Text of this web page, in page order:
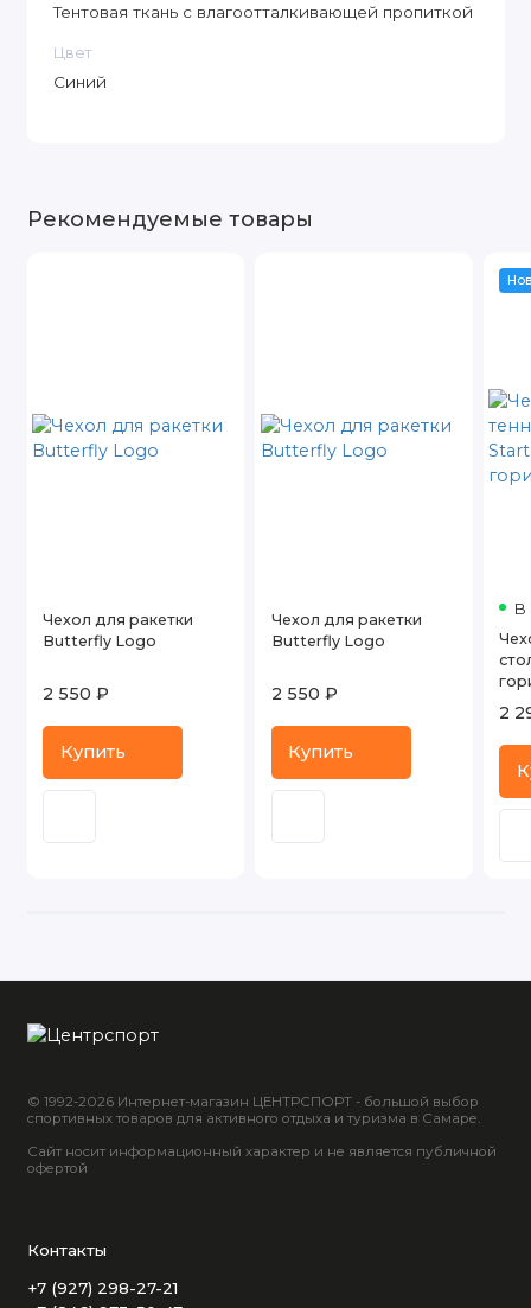
Тентовая ткань с влагоотталкивающей пропиткой
Цвет
Синий
Рекомендуемые товары
Чехол для ракетки
Butterfly Logo
2 550 ₽
Купить
Чехол для ракетки
Butterfly Logo
2 550 ₽
Купить
В
2
© 1992-2026 Интернет-магазин ЦЕНТРСПОРТ - большой выбор
спортивных товаров для активного отдыха и туризма в Самаре.
Сайт носит информационный характер и не является публичной
офертой
Контакты
+7 (927) 298-27-21